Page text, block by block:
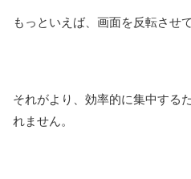
もっといえば、画面を反転させ
それがより、効率的に集中する
れません。